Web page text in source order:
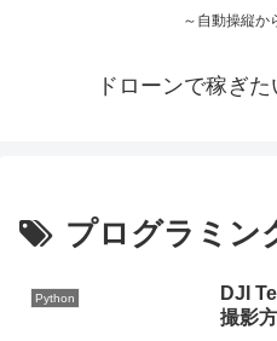
～自動操縦か
ドローンで稼ぎ
プログラミン
Python
DJI
撮影